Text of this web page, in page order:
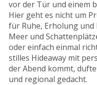
vor der Tür und einem
Hier geht es nicht um
für Ruhe, Erholung
Meer und
oder einfach einmal
stilles Hideaway mit
der Abend kommt,
und regional gedacht.